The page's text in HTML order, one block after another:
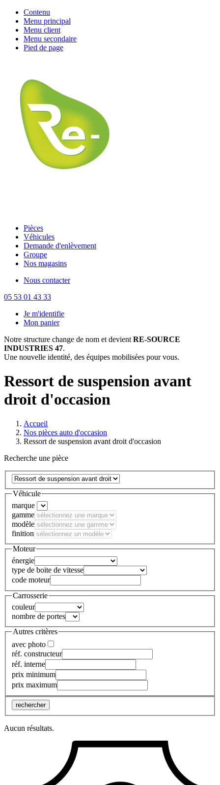
Contenu
Menu principal
Menu client
Menu secondaire
Pied de page
Pièces
Véhicules
Demande d'enlèvement
Groupe
Nos magasins
Nous contacter
05 53 01 43 33
Je m'identifie
Mon panier
Notre structure change de nom et devient RE-SOURCE
INDUSTRIES 47.
Une nouvelle identité, des équipes mobilisées pour vous.
Ressort de suspension avant
droit d'occasion
Accueil
Nos pièces auto d'occasion
Ressort de suspension avant droit d'occasion
Recherche une pièce
Véhicule
marque
gamme
modèle
finition
Moteur
énergie
type de boite de vitesse
code moteur
Carrosserie
couleur
nombre de portes
Autres critères
avec photo
réf. constructeur
réf. interne
prix minimum
prix maximum
rechercher
Aucun résultats.